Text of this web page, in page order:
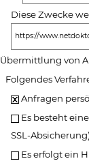
Diese Zwecke
https://
Übermittlung von
Folgendes
Anfragen
Es besteht
SSL-
Es erfolgt ein